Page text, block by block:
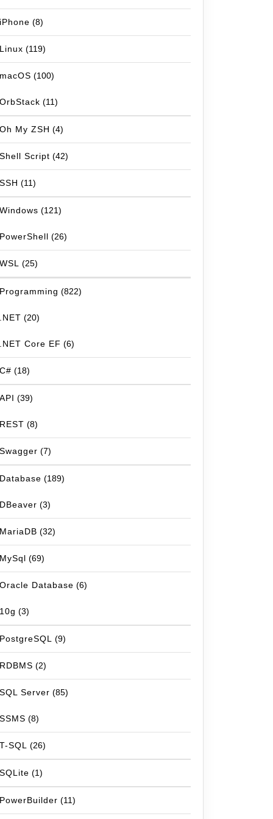
iPhone (8)
Linux (119)
macOS (100)
OrbStack (11)
Oh My ZSH (4)
Shell Script (42)
SSH (11)
Windows (121)
PowerShell (26)
WSL (25)
Programming (822)
.NET (20)
.NET Core EF (6)
C# (18)
API (39)
REST (8)
Swagger (7)
Database (189)
DBeaver (3)
MariaDB (32)
MySql (69)
Oracle Database (6)
10g (3)
PostgreSQL (9)
RDBMS (2)
SQL Server (85)
SSMS (8)
T-SQL (26)
SQLite (1)
PowerBuilder (11)